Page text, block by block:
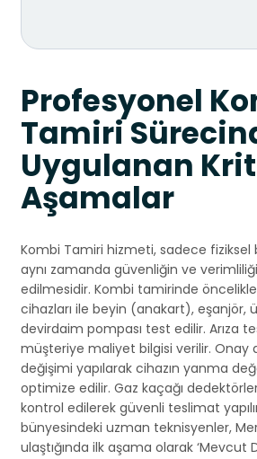
Profesyonel
Tamiri
Uygulanan
Aşamalar
Kombi Tamiri hizmeti, sadece fiziksel
aynı zamanda güvenliğin ve
edilmesidir. Kombi tamirinde
cihazları ile beyin (anakart), eşanjör,
devirdaim pompası test edilir. Arıza
müşteriye maliyet bilgisi verilir. Onay
değişimi yapılarak cihazın yanma
optimize edilir. Gaz kaçağı
kontrol edilerek güvenli teslimat
bünyesindeki uzman teknisyenler,
ulaştığında ilk aşama olarak ‘Mevcut